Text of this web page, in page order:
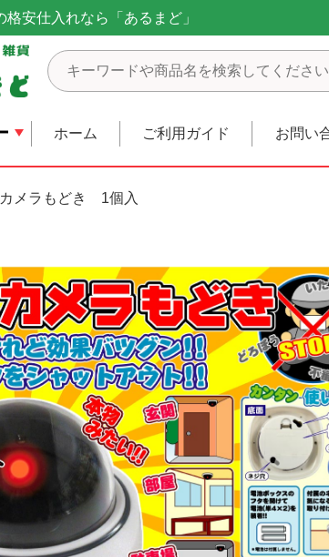
安仕入れなら「あるまど」
ホーム ご利用ガイド お問い
メラもどき 1個入